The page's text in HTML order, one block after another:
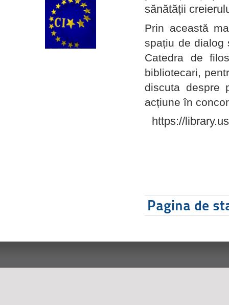
sănătății
Prin această
spațiu de dialog
Catedra de
bibliotecari,
discuta despre
acțiune în
https://
Pagina de